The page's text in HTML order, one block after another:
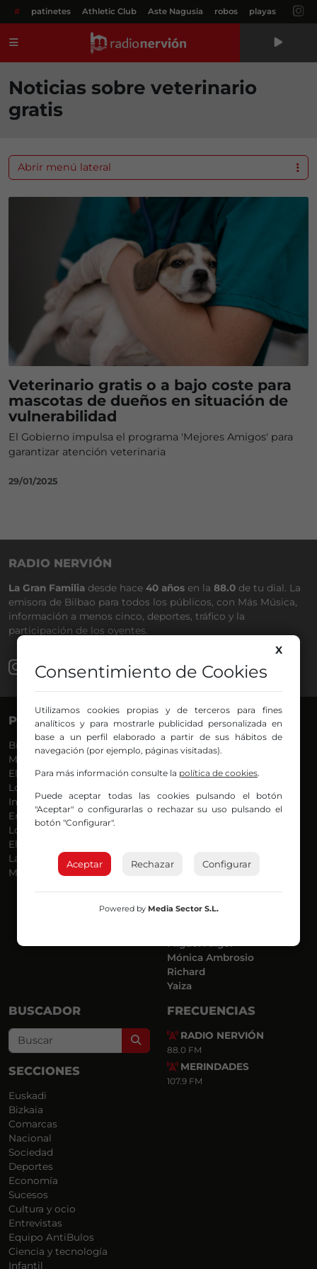
# patinetes Athletic Club Aste Nagusia robos playas
Noticias sobre veterinario
gratis
Veterinario gratis o a bajo coste para
mascotas de dueños en situación de
vulnerabilidad
El Gobierno impulsa el programa 'Mejores Amigos' para
garantizar atención veterinaria
29/01/2025
Abrir menú lateral
RADIO NERVIÓN
La Gran Familia desde hace 40 años en la 88.0 de tu dial. La
emisora de Bilbao para todos los públicos, con Más Música,
información a menos cinco, deportes, tráfico y la
participación de los oyentes.
PROGRAMAS
Bilbosport
Más Música
El Madrugador
Lo Más Nuevo
Informativos
En Ruta
Locos por la Música
El Supermadrugador
La Mañana de Radio Nervión
Más Madrugada
VOCES
Agurtzane
Belén Ollero
Dani
Eva Argote
Endika
Luis Carlos
Mónica Ambrosio
Richard
Yaiza
BUSCADOR
Search
SECCIONES
Euskadi
Bizkaia
Comarcas
Nacional
Sociedad
Deportes
Economía
Sucesos
Cultura y ocio
Entrevistas
Equipo AntiBulos
Ciencia y tecnología
Infantil
FRECUENCIAS
RADIO NERVIÓN
88.0 FM
MERINDADES
107.9 FM
X
Consentimiento de Cookies
Utilizamos cookies propias y de terceros para fines
analíticos y para mostrarle publicidad personalizada en
base a un perfil elaborado a partir de sus hábitos de
navegación (por ejemplo, páginas visitadas).
Para más información consulte la política de cookies.
Puede aceptar todas las cookies pulsando el botón
"Aceptar" o configurarlas o rechazar su uso pulsando el
botón "Configurar".
Aceptar Rechazar Configurar
Powered by Media Sector S.L.